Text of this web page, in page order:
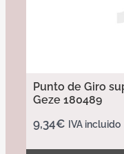
Punto de Giro
Geze 180489
9,34€ IVA incluido